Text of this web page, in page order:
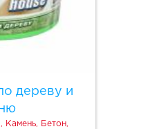
дереву и
Камень, Бетон,